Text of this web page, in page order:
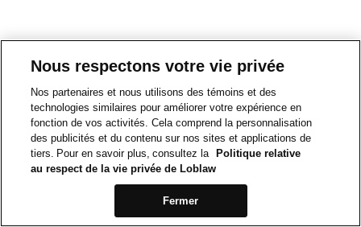
Nous respectons votre vie privée
Nos partenaires et nous utilisons des témoins et des
technologies similaires pour améliorer votre expérience en
fonction de vos activités. Cela comprend la personnalisation
des publicités et du contenu sur nos sites et applications de
tiers. Pour en savoir plus, consultez la
Politique relative
au respect de la vie privée de Loblaw
Fermer